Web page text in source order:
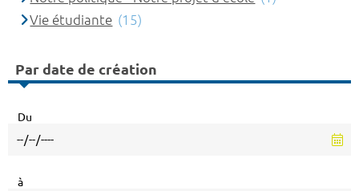
Vie étudiante (15)
Par date de création
Du
à